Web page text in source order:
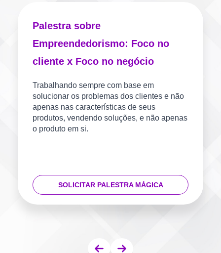
Palestra sobre
Empreendedorismo: Foco no
cliente x Foco no negócio
Trabalhando sempre com base em
solucionar os problemas dos clientes e não
apenas nas características de seus
produtos, vendendo soluções, e não apenas
o produto em si.
SOLICITAR PALESTRA MÁGICA